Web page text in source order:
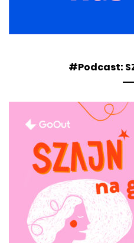
#Podcast: